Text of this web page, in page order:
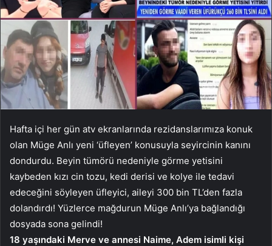
Hafta içi her gün atv ekranlarında rezidanslarımıza konuk
olan Müge Anlı yeni ‘üfleyen’ konusuyla seyircinin kanını
dondurdu. Beyin tümörü nedeniyle görme yetisini
kaybeden kızı cin tozu, kedi derisi ve kolye ile tedavi
edeceğini söyleyen üfleyici, aileyi 300 bin TL’den fazla
dolandırdı! Yüzlerce mağdurun Müge Anlı’ya bağlandığı
dosyada sona gelindi!
18 yaşındaki Merve ve annesi Naime, Adem isimli kişi